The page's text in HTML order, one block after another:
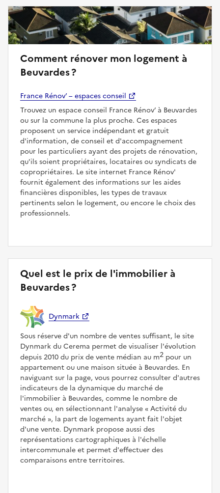
Comment rénover mon logement à
Beuvardes ?
France Rénov’ – espaces conseil
Trouvez un espace conseil France Rénov’ à Beuvardes
ou sur la commune la plus proche. Ces espaces
proposent un service indépendant et gratuit
d'information, de conseil et d'accompagnement
pour les particuliers ayant des projets de rénovation,
qu'ils soient propriétaires, locataires ou syndicats de
copropriétaires. Le site internet France Rénov'
fournit également des informations sur les aides
financières disponibles, les types de travaux
pertinents selon le logement, ou encore le choix des
professionnels.
Quel est le prix de l'immobilier à
Beuvardes ?
Dynmark
Sous réserve d'un nombre de ventes suffisant, le site
Dynmark du Cerema permet de visualiser l'évolution
depuis 2010 du prix de vente médian au m2 pour un
appartement ou une maison située à Beuvardes. En
naviguant sur la page, vous pourrez consulter d'autres
indicateurs de la dynamique du marché de
l'immobilier à Beuvardes, comme le nombre de
ventes ou, en sélectionnant l'analyse
Activité du
marché , la part de logements ayant fait l'objet
d'une vente. Dynmark propose aussi des
représentations cartographiques à l'échelle
intercommunale et permet d'effectuer des
comparaisons entre territoires.